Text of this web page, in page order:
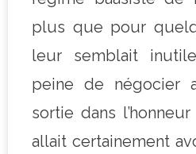
plus que pour
leur semblait
peine de négocier
sortie dans
allait certainement